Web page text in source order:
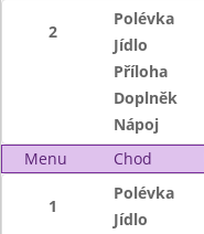
2
Polévka
Jídlo
Příloha
Doplněk
Nápoj
Menu
Chod
1
Polévka
Jídlo